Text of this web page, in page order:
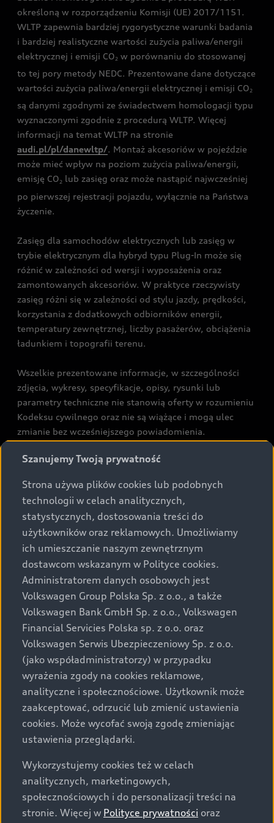
określoną w rozporządzeniu Komisji (UE) 2017/1151.
WLTP zapewnia bardziej rygorystyczne warunki badania
i bardziej realistyczne wartości zużycia paliwa/energii
elektrycznej i emisji CO2 w porównaniu do stosowanej
to tej pory metody NEDC. Prezentowane dane dotyczące
wartości zużycia paliwa/energii elektrycznej i emisji CO2
są danymi zgodnymi ze świadectwem homologacji typu
wyznaczonymi zgodnie z procedurą WLTP. Więcej
informacji na temat WLTP na stronie
audi.pl/pl/danewltp/. Montaż akcesoriów w pojeździe
może mieć wpływ na poziom zużycia paliwa/energii,
emisję CO 2 lub zasięg oraz może nastąpić najwcześniej
po pierwszej rejestracji pojazdu, wyłącznie na Państwa
życzenie.
Zasięg dla samochodów elektrycznych lub zasięg w
trybie elektrycznym dla hybryd typu Plug-In może się
różnić w zależności od wersji i wyposażenia oraz
zamontowanych akcesoriów. W praktyce rzeczywisty
zasięg różni się w zależności od stylu jazdy, prędkości,
korzystania z dodatkowych odbiorników energii,
temperatury zewnętrznej, liczby pasażerów, obciążenia
ładunkiem i topografii terenu.
Wszelkie prezentowane informacje, w szczególności
zdjęcia, wykresy, specyfikacje, opisy, rysunki lub
parametry techniczne nie stanowią oferty w rozumieniu
Kodeksu cywilnego oraz nie są wiążące i mogą ulec
zmianie bez wcześniejszego powiadomienia.
rozumieniu art. 5561§2 Kodeksu cywilnego oraz art.
Podane kwoty są rekomendowane i obejmują podatek
VAT (23%), chyba że inaczej zaznaczono.
Audi zastrzega sobie możliwość wprowadzenia zmian w
prezentowanych wersjach. Przedstawione detale
wyposażenia mogą różnić się od specyfikacji
przewidzianej na rynek polski. Zamieszczone zdjęcia
mogą przedstawiać wyposażenie opcjonalne, dostępne
za dopłatą. Wiążące ustalenie ceny, wyposażenia i
specyfikacji pojazdu następują w umowie sprzedaży, a
określenie parametrów technicznych zawiera
świadectwo homologacji typu pojazdu. Zastrzegamy
sobie prawo do zmian i pomyłek. Wszelkie informacje
prezentowane na stronie są aktualne na dzień ich
zamieszczania. W celu uzyskania najnowszych
informacji prosimy kontaktować się z Partnerem Marki
Audi.
Wszystkie produkowane obecnie samochody marki Audi
są wykonywane z materiałów spełniających pod
względem możliwości odzysku i recyklingu wymagania
określone w normie ISO 22628 i są zgodne z
Szanujemy Twoją prywatność
Strona używa plików cookies lub podobnych
technologii w celach analitycznych,
statystycznych, dostosowania treści do
użytkowników oraz reklamowych. Umożliwiamy
ich umieszczanie naszym zewnętrznym
dostawcom wskazanym w Polityce cookies.
Administratorem danych osobowych jest
Volkswagen Group Polska Sp. z o.o., a także
Volkswagen Bank GmbH Sp. z o.o., Volkswagen
Financial Servicies Polska sp. z o.o. oraz
Volkswagen Serwis Ubezpieczeniowy Sp. z o.o.
(jako współadministratorzy) w przypadku
wyrażenia zgody na cookies reklamowe,
analityczne i społecznościowe. Użytkownik może
zaakceptować, odrzucić lub zmienić ustawienia
cookies. Może wycofać swoją zgodę zmieniając
ustawienia przeglądarki.
Wykorzystujemy cookies też w celach
analitycznych, marketingowych,
społecznościowych i do personalizacji treści na
stronie. Więcej w Polityce prywatności oraz